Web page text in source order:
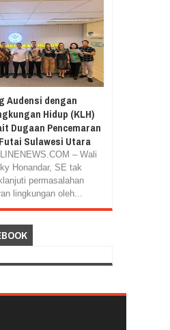
Audensi dengan
Hidup (KLH)
Dugaan Pencemaran
Sulawesi Utara
– Wali
Honandar, SE tak
permasalahan
lingkungan oleh...